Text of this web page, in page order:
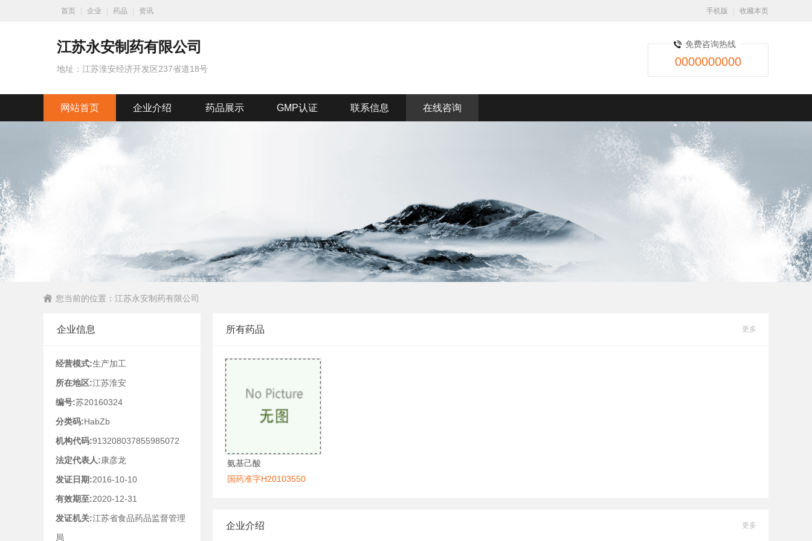
首页 企业 药品 资讯 手机版 收藏本页
江苏永安制药有限公司
地址：江苏淮安经济开发区237省道18号
免费咨询热线
0000000000
网站首页 企业介绍 药品展示 GMP认证 联系信息 在线咨询
您当前的位置： 江苏永安制药有限公司
所有药品 更多
氨基己酸
国药准字H20103550
企业介绍 更多
企业信息
经营模式:生产加工
所在地区:江苏淮安
编号:苏20160324
分类码:HabZb
机构代码:913208037855985072
法定代表人:康彦龙
发证日期:2016-10-10
有效期至:2020-12-31
发证机关:江苏省食品药品监督管理
局